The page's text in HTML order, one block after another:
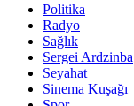
Politika
Radyo
Sağlık
Sergei Ardzinba
Seyahat
Sinema Kuşağı